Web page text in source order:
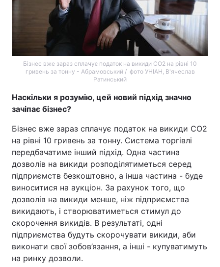
Бізнес вже зараз сплачує податок на викиди СО2 на рівні 10
гривень за тонну - Абрамовський / фото УНІАН, В'ячеслав
Ратинський
Наскільки я розумію, цей новий підхід значно
зачіпає бізнес?
Бізнес вже зараз сплачує податок на викиди СО2
на рівні 10 гривень за тонну. Система торгівлі
передбачатиме інший підхід. Одна частина
дозволів на викиди розподілятиметься серед
підприємств безкоштовно, а інша частина - буде
виноситися на аукціон. За рахунок того, що
дозволів на викиди менше, ніж підприємства
викидають, і створюватиметься стимул до
скорочення викидів. В результаті, одні
підприємства будуть скорочувати викиди, аби
виконати свої зобов’язання, а інші - купуватимуть
на ринку дозволи.